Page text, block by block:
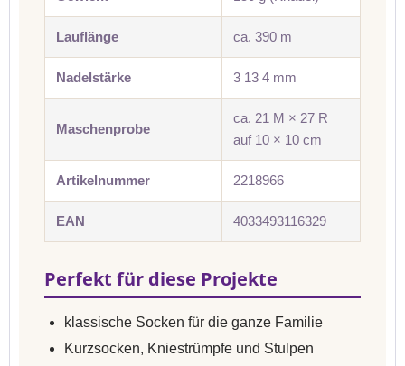
Lauflänge ca. 390 m
Nadelstärke 3 13 4 mm
Maschenprobe
ca. 21 M × 27 R
auf 10 × 10 cm
Artikelnummer 2218966
EAN 4033493116329
Perfekt für diese Projekte
klassische Socken für die ganze Familie
Kurzsocken, Kniestrümpfe und Stulpen